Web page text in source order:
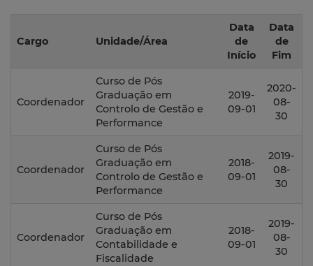
Cargo Unidade/Área
Data
de
Início
Data
de
Fim
Coordenador
Curso de Pós
Graduação em
Controlo de Gestão e
Performance
2019-
09-01
2020-
08-
30
Coordenador
Curso de Pós
Graduação em
Controlo de Gestão e
Performance
2018-
09-01
2019-
08-
30
Coordenador
Curso de Pós
Graduação em
Contabilidade e
Fiscalidade
2018-
09-01
2019-
08-
30